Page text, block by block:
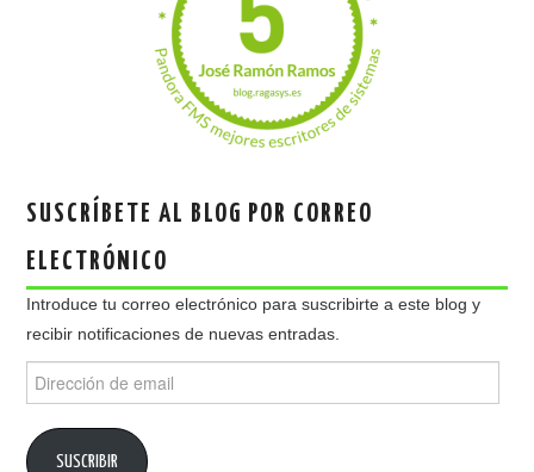
SUSCRÍBETE AL BLOG POR CORREO
ELECTRÓNICO
Introduce tu correo electrónico para suscribirte a este blog y
recibir notificaciones de nuevas entradas.
de
SUSCRIBIR